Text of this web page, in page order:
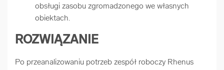
obsługi zasobu zgromadzonego we własnych
obiektach.
ROZWIĄZANIE
Po przeanalizowaniu potrzeb zespół roboczy Rhenus